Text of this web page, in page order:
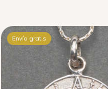
Envío gratis